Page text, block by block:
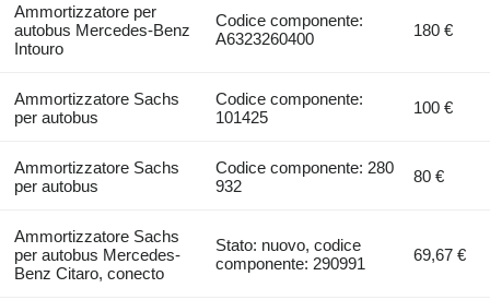
Ammortizzatore per
autobus Mercedes-Benz
Intouro
Codice componente:
A6323260400
180 €
Ammortizzatore Sachs
per autobus
Codice componente:
101425
100 €
Ammortizzatore Sachs
per autobus
Codice componente: 280
932
80 €
Ammortizzatore Sachs
per autobus Mercedes-
Benz Citaro, conecto
Stato: nuovo, codice
componente: 290991
69,67 €